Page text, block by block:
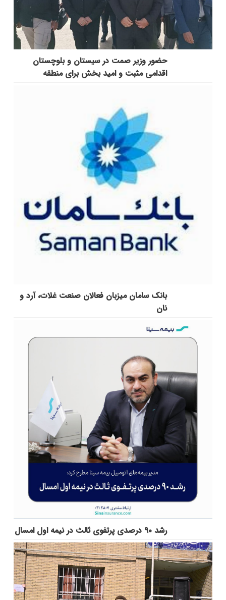
حضور وزیر صمت در سیستان و بلوچستان
اقدامی مثبت و امید بخش برای منطقه
بانک سامان میزبان فعالان صنعت غلات، آرد و
نان
رشد ۹۰ درصدی پرتفوی ثالث در نیمه اول امسال